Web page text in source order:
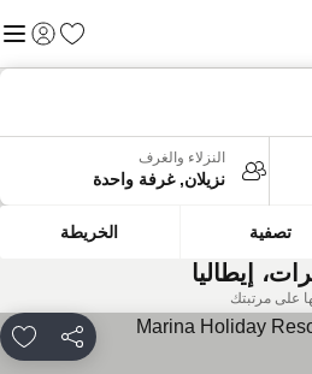
المفضلة
تسجيل
النزلاء والغرف
نزيلان, غرفة واحدة
تصفية الخريطة
إيطاليا
على مرتبتك
مشاركة